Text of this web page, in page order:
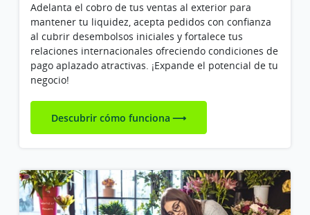
Adelanta el cobro de tus ventas al exterior para
mantener tu liquidez, acepta pedidos con confianza
al cubrir desembolsos iniciales y fortalece tus
relaciones internacionales ofreciendo condiciones de
pago aplazado atractivas. ¡Expande el potencial de tu
negocio!
Descubrir cómo funciona